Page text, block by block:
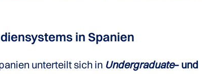
in Spanien
unterteilt sich in Undergraduate– und